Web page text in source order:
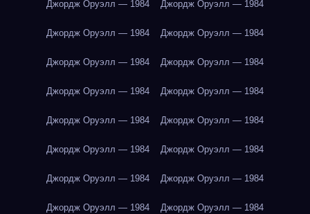
Джордж Оруэлл — 1984 Джордж Оруэлл — 1984
Джордж Оруэлл — 1984 Джордж Оруэлл — 1984
Джордж Оруэлл — 1984 Джордж Оруэлл — 1984
Джордж Оруэлл — 1984 Джордж Оруэлл — 1984
Джордж Оруэлл — 1984 Джордж Оруэлл — 1984
Джордж Оруэлл — 1984 Джордж Оруэлл — 1984
Джордж Оруэлл — 1984 Джордж Оруэлл — 1984
Джордж Оруэлл — 1984 Джордж Оруэлл — 1984